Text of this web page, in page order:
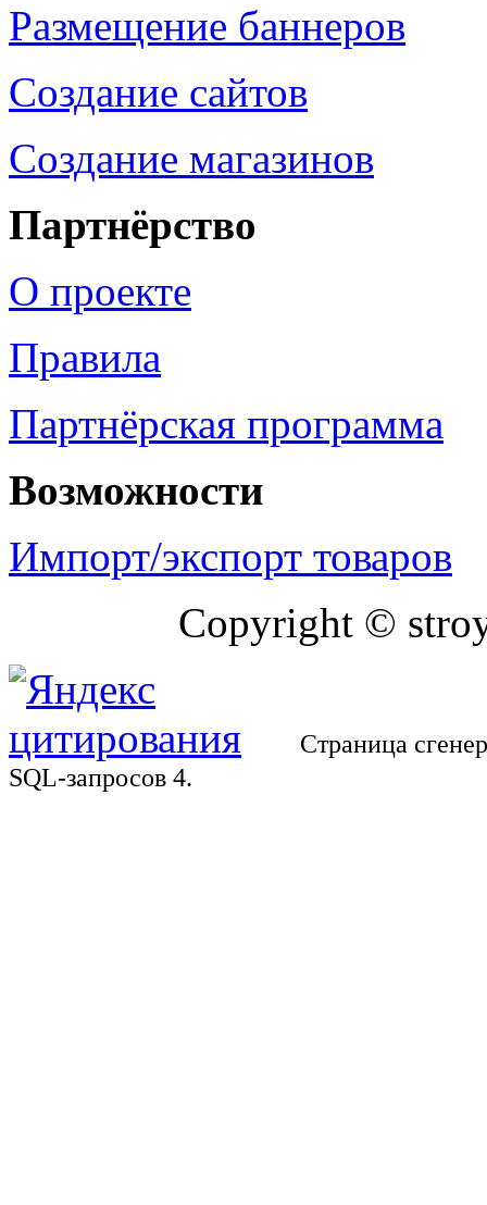
Размещение баннеров
Создание сайтов
Создание магазинов
Партнёрство
О проекте
Правила
Партнёрская программа
Возможности
Импорт/экспорт товаров
Copyright ©
Страница
SQL-запросов 4.